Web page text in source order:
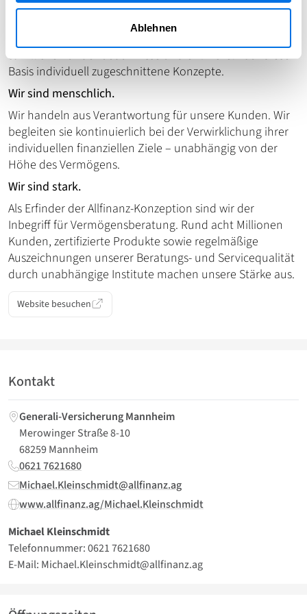
Ablehnen
Beratung helfen wir unseren Kunden, mittel- bis
langfristig Top-Ergebnisse bei Vermögenssicherung und -
sämtliche Kundenbedürfnisse und entwickeln auf dieser
Basis individuell zugeschnittene Konzepte.
Wir sind menschlich.
Wir handeln aus Verantwortung für unsere Kunden. Wir
begleiten sie kontinuierlich bei der Verwirklichung ihrer
individuellen finanziellen Ziele – unabhängig von der
Höhe des Vermögens.
Wir sind stark.
Als Erfinder der Allfinanz-Konzeption sind wir der
Inbegriff für Vermögensberatung. Rund acht Millionen
Kunden, zertifizierte Produkte sowie regelmäßige
Auszeichnungen unserer Beratungs- und Servicequalität
durch unabhängige Institute machen unsere Stärke aus.
Website besuchen
Kontakt
Generali-Versicherung Mannheim
Merowinger Straße 8-10
68259 Mannheim
0621 7621680
Michael.Kleinschmidt@allfinanz.ag
www.allfinanz.ag/Michael.Kleinschmidt
Michael Kleinschmidt
Telefonnummer: 0621 7621680
E-Mail: Michael.Kleinschmidt@allfinanz.ag